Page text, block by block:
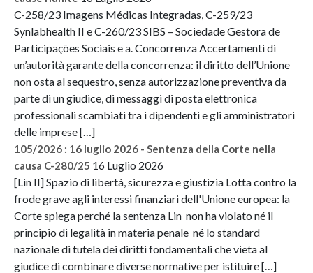
C-258/23 Imagens Médicas Integradas, C-259/23
Synlabhealth II e C-260/23 SIBS – Sociedade Gestora de
Participações Sociais e a. Concorrenza Accertamenti di
un’autorità garante della concorrenza: il diritto dell’Unione
non osta al sequestro, senza autorizzazione preventiva da
parte di un giudice, di messaggi di posta elettronica
professionali scambiati tra i dipendenti e gli amministratori
delle imprese […]
105/2026 : 16 luglio 2026 - Sentenza della Corte nella
causa C-280/25 16 Luglio 2026
[Lin II] Spazio di libertà, sicurezza e giustizia Lotta contro la
frode grave agli interessi finanziari dell'Unione europea: la
Corte spiega perché la sentenza Lin non ha violato né il
principio di legalità in materia penale né lo standard
nazionale di tutela dei diritti fondamentali che vieta al
giudice di combinare diverse normative per istituire […]